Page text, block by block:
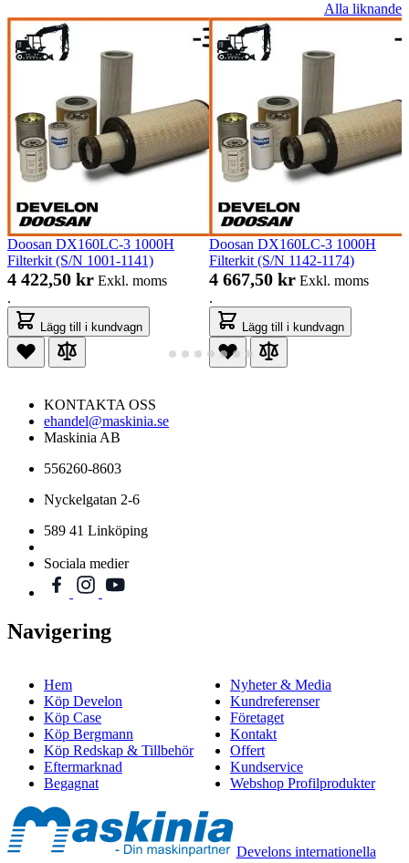
Alla liknande
Doosan DX160LC-3 1000H
Filterkit (S/N 1001-1141)
4 422,50 kr Exkl. moms
.
Lägg till i kundvagn
Doosan DX160LC-3 1000H
Filterkit (S/N 1142-1174)
4 667,50 kr Exkl. moms
.
Lägg till i kundvagn
KONTAKTA OSS
ehandel@maskinia.se
Maskinia AB
556260-8603
Nyckelgatan 2-6
589 41 Linköping
Sociala medier
Navigering
Hem
Köp Develon
Köp Case
Köp Bergmann
Köp Redskap & Tillbehör
Eftermarknad
Begagnat
Nyheter & Media
Kundreferenser
Företaget
Kontakt
Offert
Kundservice
Webshop Profilprodukter
Develons internationella